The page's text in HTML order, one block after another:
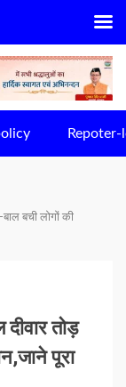
Repoter-
बची लोगों की
तोड़
पूरा